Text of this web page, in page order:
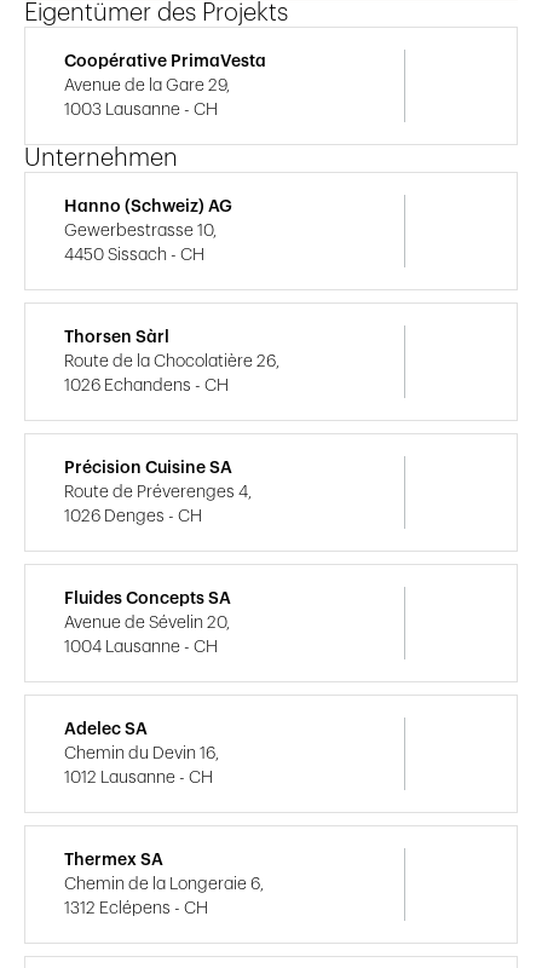
Eigentümer des Projekts
Coopérative PrimaVesta
Avenue de la Gare 29,
1003 Lausanne - CH
Unternehmen
Hanno (Schweiz) AG
Gewerbestrasse 10,
4450 Sissach - CH
Thorsen Sàrl
Route de la Chocolatière 26,
1026 Echandens - CH
Précision Cuisine SA
Route de Préverenges 4,
1026 Denges - CH
Fluides Concepts SA
Avenue de Sévelin 20,
1004 Lausanne - CH
Adelec SA
Chemin du Devin 16,
1012 Lausanne - CH
Thermex SA
Chemin de la Longeraie 6,
1312 Eclépens - CH